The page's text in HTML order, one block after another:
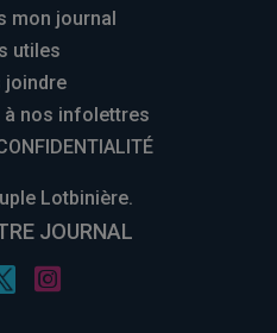
mon journal
utiles
joindre
à nos infolettres
Lotbinière.
JOURNAL